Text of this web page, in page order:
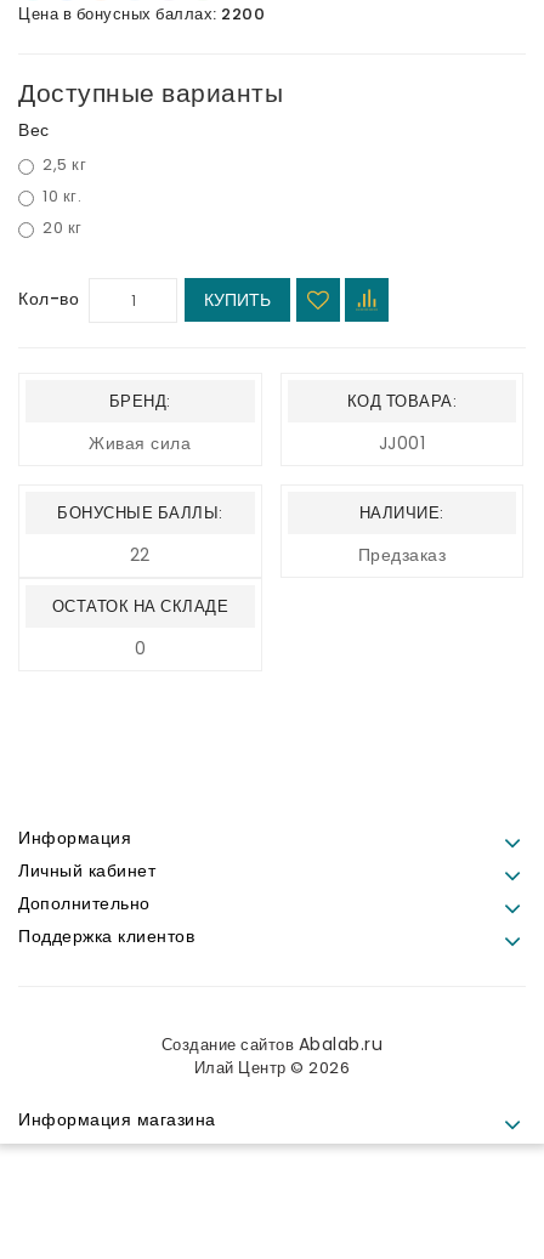
Цена в бонусных баллах: 2200
Доступные варианты
Вес
2,5 кг
10 кг.
20 кг
Кол-во КУПИТЬ
БРЕНД:
Живая сила
КОД ТОВАРА:
JJ001
БОНУСНЫЕ БАЛЛЫ:
22
НАЛИЧИЕ:
Предзаказ
ОСТАТОК НА СКЛАДЕ
0
Информация
Личный кабинет
Дополнительно
Поддержка клиентов
Создание сайтов Abalab.ru
Илай Центр © 2026
Информация магазина